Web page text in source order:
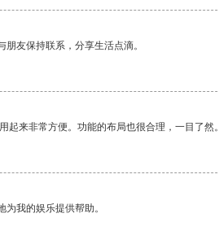
友保持联系，分享生活点滴。
起来非常方便。功能的布局也很合理，一目了然。
我的娱乐提供帮助。